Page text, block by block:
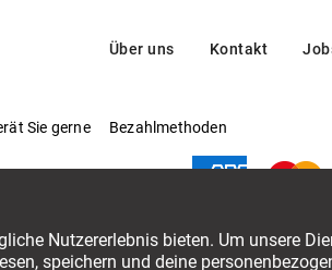
Über uns Kontakt
Sie gerne Bezahlmethoden